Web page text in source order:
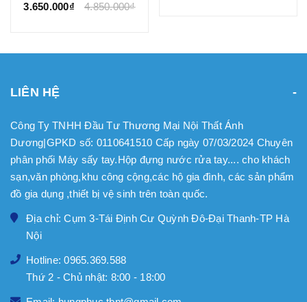
3.650.000₫
4.850.000₫
LIÊN HỆ
Công Ty TNHH Đầu Tư Thương Mại Nội Thất Ánh
Dương|GPKD số: 0110641510 Cấp ngày 07/03/2024 Chuyên
phân phối Máy sấy tay.Hộp đựng nước rửa tay.... cho khách
sạn,văn phòng,khu công cộng,các hộ gia đình, các sản phẩm
đồ gia dụng ,thiết bị vệ sinh trên toàn quốc.
Địa chỉ: Cụm 3-Tái Định Cư Quỳnh Đô-Đại Thanh-TP Hà
Nội
Hotline: 0965.369.588
Thứ 2 - Chủ nhật: 8:00 - 18:00